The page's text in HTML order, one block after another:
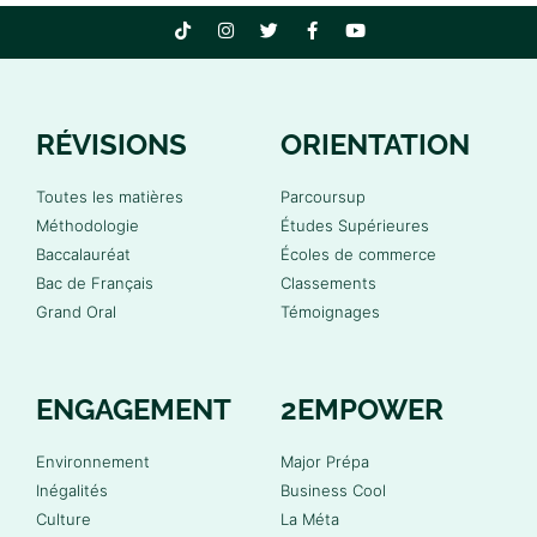
RÉVISIONS
Toutes les matières
Méthodologie
Baccalauréat
Bac de Français
Grand Oral
ORIENTATION
Parcoursup
Études Supérieures
Écoles de commerce
Classements
Témoignages
ENGAGEMENT
Environnement
Inégalités
Culture
2EMPOWER
Major Prépa
Business Cool
La Méta